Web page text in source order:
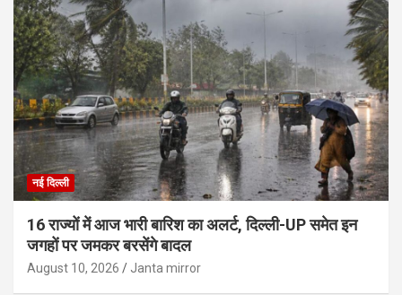
नई दिल्ली
16 राज्यों में आज भारी बारिश का अलर्ट, दिल्ली-UP समेत इन
जगहों पर जमकर बरसेंगे बादल
August 10, 2026 Janta mirror